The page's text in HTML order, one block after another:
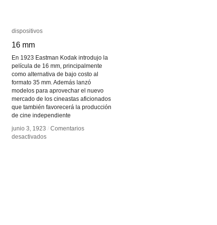
dispositivos
16 mm
En 1923 Eastman Kodak introdujo la
película de 16 mm, principalmente
como alternativa de bajo costo al
formato 35 mm. Además lanzó
modelos para aprovechar el nuevo
mercado de los cineastas aficionados
que también favorecerá la producción
de cine independiente
junio 3, 1923 / Comentarios
desactivadosen
dispositivos
16 mm
junio 3, 1923 / Comentarios
desactivadosen